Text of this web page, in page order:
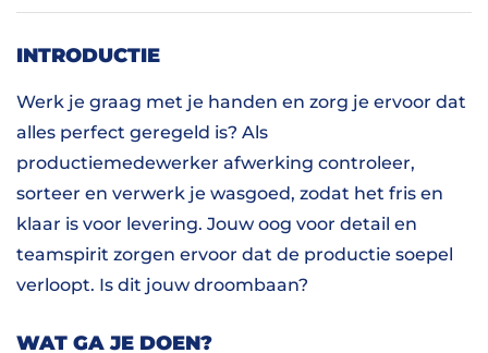
INTRODUCTIE
Werk je graag met je handen en zorg je ervoor dat
alles perfect geregeld is? Als
productiemedewerker afwerking controleer,
sorteer en verwerk je wasgoed, zodat het fris en
klaar is voor levering. Jouw oog voor detail en
teamspirit zorgen ervoor dat de productie soepel
verloopt. Is dit jouw droombaan?
WAT GA JE DOEN?